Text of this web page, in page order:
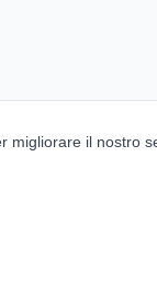
migliorare il nostro